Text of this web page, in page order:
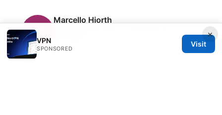
Marcello Hjorth
×
VPN
SPONSORED
Visit